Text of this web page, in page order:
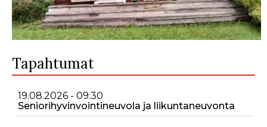
Tapahtumat
19.08.2026 - 09:30
Seniorihyvinvointineuvola ja liikuntaneuvonta